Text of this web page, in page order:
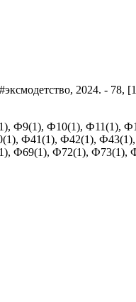
2024. - 78,
Ф10(1), Ф11(1),
Ф41(1), Ф42(1),
Ф69(1), Ф72(1), Ф73(1),